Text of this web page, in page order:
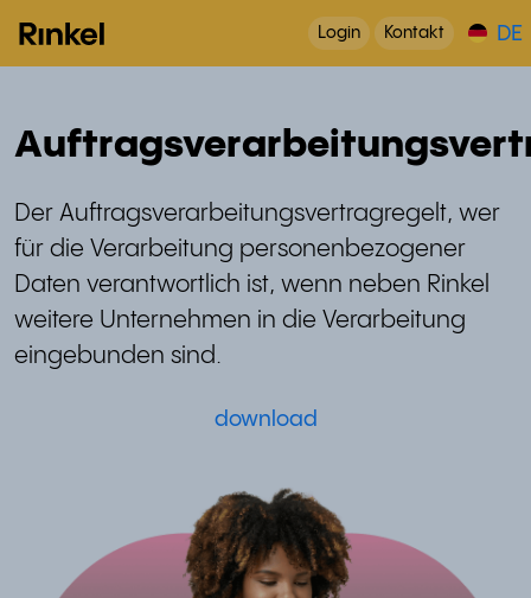
Login Kontakt DE
Der Auftragsverarbeitungsvertragregelt, wer
für die Verarbeitung personenbezogener
Daten verantwortlich ist, wenn neben Rinkel
weitere Unternehmen in die Verarbeitung
eingebunden sind.
download